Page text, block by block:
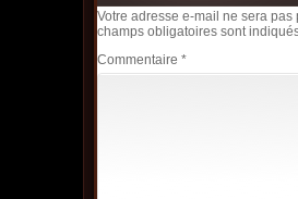
Votre adresse e-mail ne sera pas
champs obligatoires sont
Commentaire *